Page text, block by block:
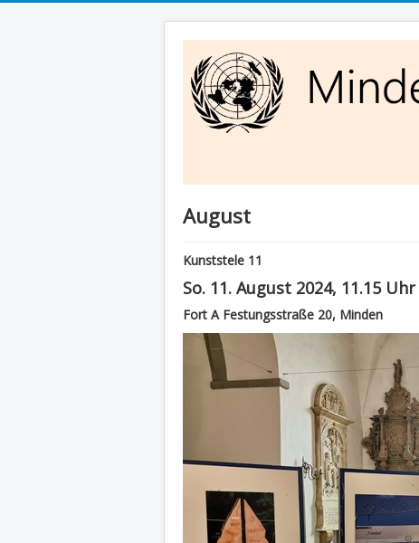
August
Kunststele 11
So. 11. August 2024, 11.15 Uhr
Fort A Festungsstraße 20, Minden